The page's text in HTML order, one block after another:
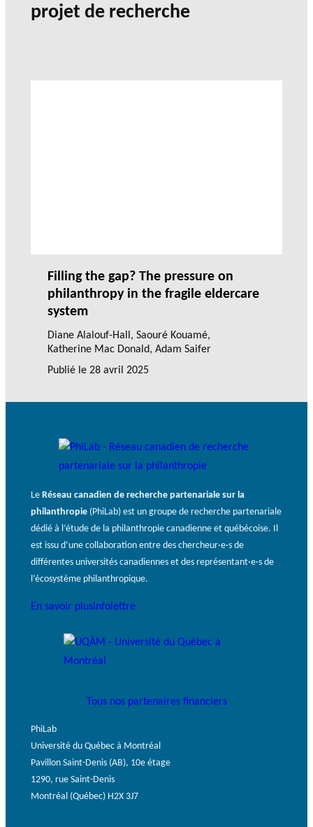
projet de recherche
Filling the gap? The pressure on
philanthropy in the fragile eldercare
system
Diane Alalouf-Hall , Saouré Kouamé,
Katherine Mac Donald, Adam Saifer
Publié le 28 avril 2025
Le Réseau canadien de recherche partenariale sur la
philanthropie (PhiLab) est un groupe de recherche partenariale
dédié à l’étude de la philanthropie canadienne et québécoise. Il
est issu d’une collaboration entre des chercheur·e·s de
différentes universités canadiennes et des représentant·e·s de
l’écosystème philanthropique.
En savoir plusInfolettre
Tous nos partenaires financiers
PhiLab
Université du Québec à Montréal
Pavillon Saint-Denis (AB), 10e étage
1290, rue Saint-Denis
Montréal (Québec) H2X 3J7